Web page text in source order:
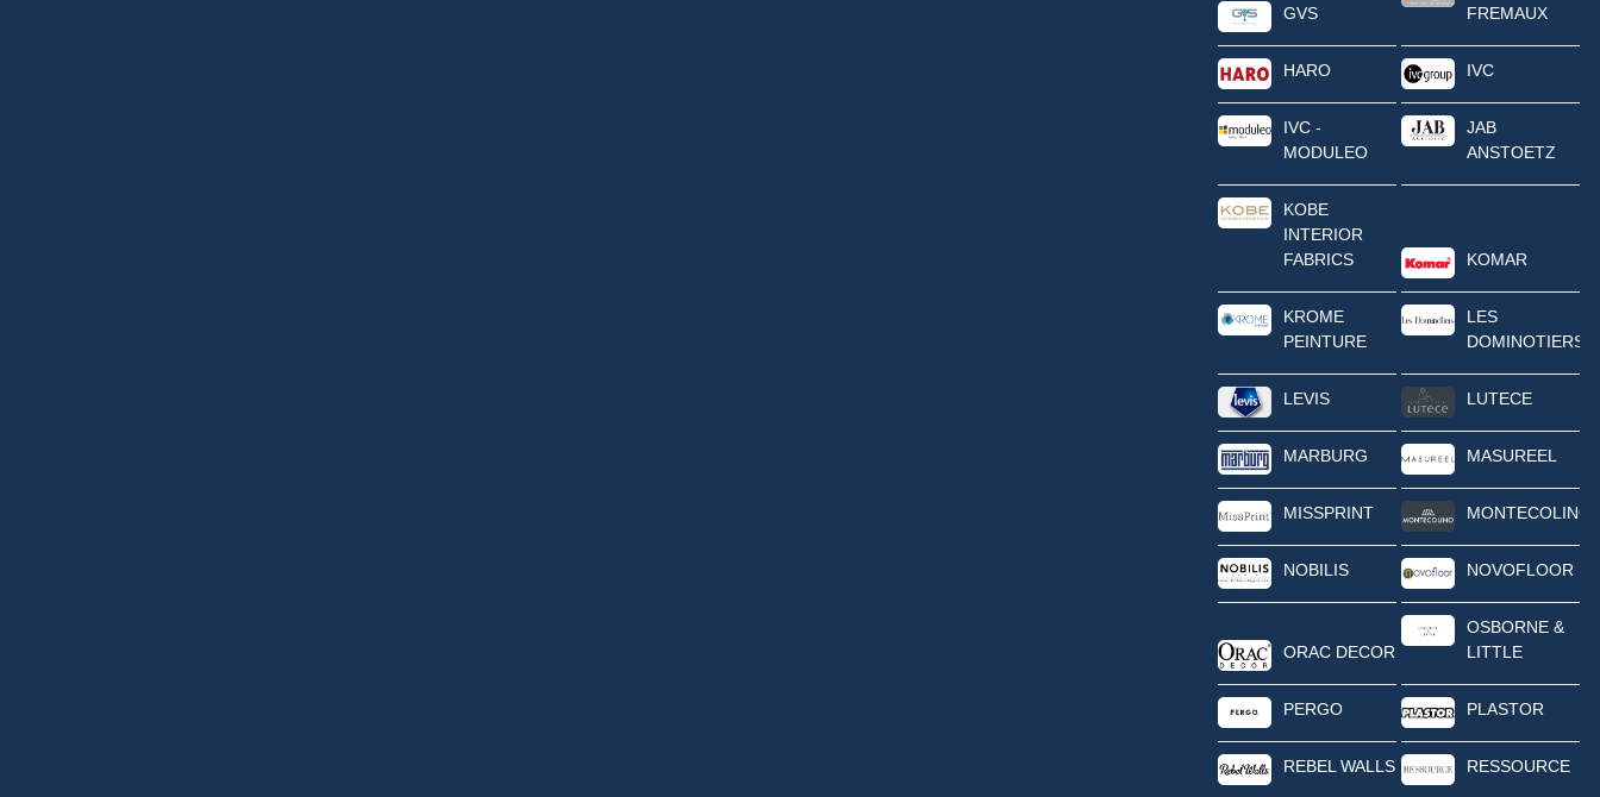
GVS
FREMAUX
HARO IVC
IVC -
MODULEO
JAB
ANSTOETZ
KOBE
INTERIOR
FABRICS
KOMAR
KROME
PEINTURE
LES
DOMINOTIERS
LEVIS LUTECE
MARBURG MASUREEL
MISSPRINT MONTECOLINO
NOBILIS NOVOFLOOR
ORAC DECOR
OSBORNE &
LITTLE
PERGO PLASTOR
REBEL WALLS RESSOURCE